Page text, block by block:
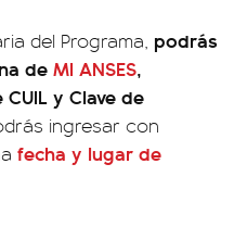
del Programa, podrás
de MI ANSES,
y Clave de
ingresar con
fecha y lugar de